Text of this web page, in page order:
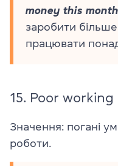
money this month
заробити
працювати
15. Poor
Значення: погані
роботи.